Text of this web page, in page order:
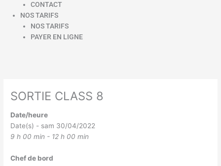
CONTACT
NOS TARIFS
NOS TARIFS
PAYER EN LIGNE
SORTIE CLASS 8
Date/heure
Date(s) - sam 30/04/2022
9 h 00 min - 12 h 00 min
Chef de bord